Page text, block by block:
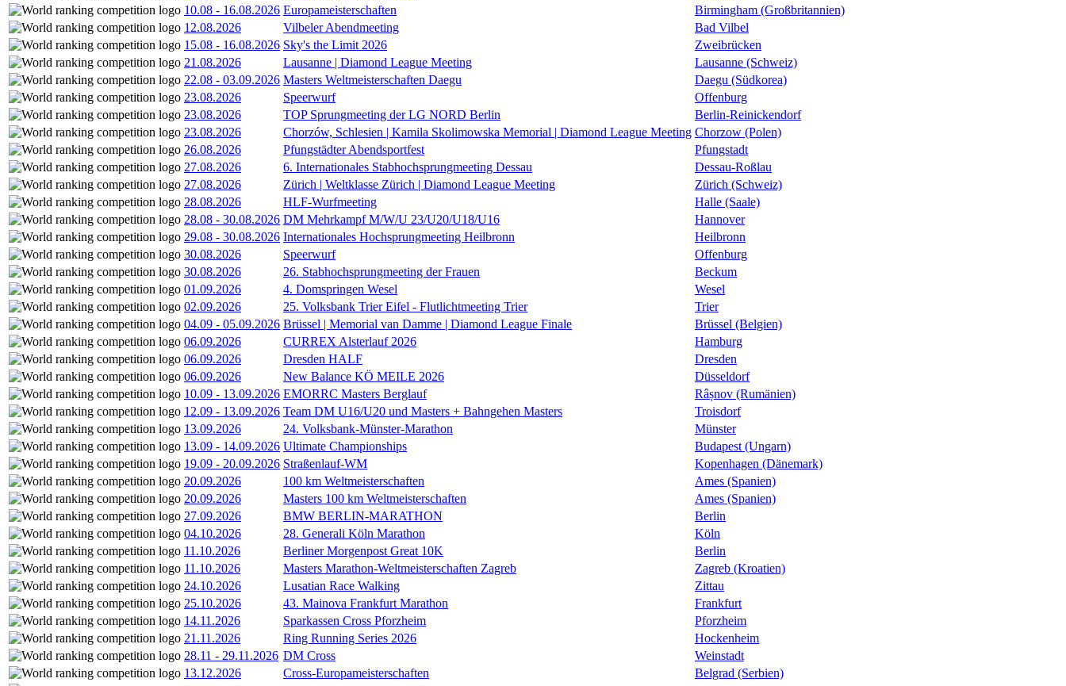
10.08 - 16.08.2026 Europameisterschaften
Birmingham (Großbritannien)
12.08.2026
Vilbeler Abendmeeting
Bad Vilbel
15.08 - 16.08.2026 Sky's the Limit 2026
Zweibrücken
21.08.2026
Lausanne | Diamond League Meeting
Lausanne (Schweiz)
22.08 - 03.09.2026 Masters Weltmeisterschaften Daegu
Daegu (Südkorea)
23.08.2026
Speerwurf
Offenburg
23.08.2026
TOP Sprungmeeting der LG NORD Berlin
Berlin-Reinickendorf
23.08.2026
Chorzów, Schlesien | Kamila Skolimowska Memorial | Diamond League Meeting Chorzow (Polen)
26.08.2026
Pfungstädter Abendsportfest
Pfungstadt
27.08.2026
6. Internationales Stabhochsprungmeeting Dessau
Dessau-Roßlau
27.08.2026
Zürich | Weltklasse Zürich | Diamond League Meeting
Zürich (Schweiz)
28.08.2026
HLF-Wurfmeeting
Halle (Saale)
28.08 - 30.08.2026 DM Mehrkampf M/W/U 23/U20/U18/U16
Hannover
29.08 - 30.08.2026 Internationales Hochsprungmeeting Heilbronn
Heilbronn
30.08.2026
Speerwurf
Offenburg
30.08.2026
26. Stabhochsprungmeeting der Frauen
Beckum
01.09.2026
4. Domspringen Wesel
Wesel
02.09.2026
25. Volksbank Trier Eifel - Flutlichtmeeting Trier
Trier
04.09 - 05.09.2026 Brüssel | Memorial van Damme | Diamond League Finale
Brüssel (Belgien)
06.09.2026
CURREX Alsterlauf 2026
Hamburg
06.09.2026
Dresden HALF
Dresden
06.09.2026
New Balance KÖ MEILE 2026
Düsseldorf
10.09 - 13.09.2026 EMORRC Masters Berglauf
Râșnov (Rumänien)
12.09 - 13.09.2026 Team DM U16/U20 und Masters + Bahngehen Masters
Troisdorf
13.09.2026
24. Volksbank-Münster-Marathon
Münster
13.09 - 14.09.2026 Ultimate Championships
Budapest (Ungarn)
19.09 - 20.09.2026 Straßenlauf-WM
Kopenhagen (Dänemark)
20.09.2026
100 km Weltmeisterschaften
Ames (Spanien)
20.09.2026
Masters 100 km Weltmeisterschaften
Ames (Spanien)
27.09.2026
BMW BERLIN-MARATHON
Berlin
04.10.2026
28. Generali Köln Marathon
Köln
11.10.2026
Berliner Morgenpost Great 10K
Berlin
11.10.2026
Masters Marathon-Weltmeisterschaften Zagreb
Zagreb (Kroatien)
24.10.2026
Lusatian Race Walking
Zittau
25.10.2026
43. Mainova Frankfurt Marathon
Frankfurt
14.11.2026
Sparkassen Cross Pforzheim
Pforzheim
21.11.2026
Ring Running Series 2026
Hockenheim
28.11 - 29.11.2026 DM Cross
Weinstadt
13.12.2026
Cross-Europameisterschaften
Belgrad (Serbien)